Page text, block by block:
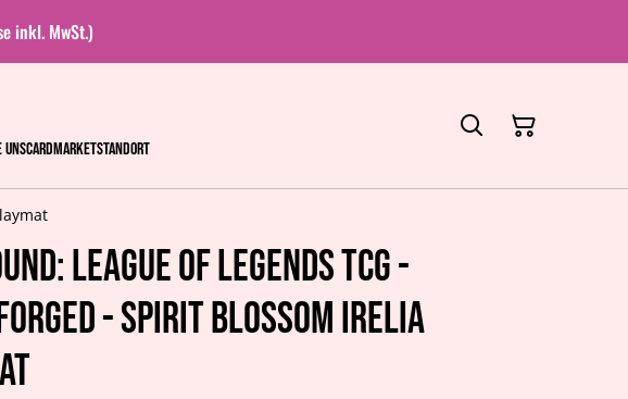
inkl. MwSt.)
unsCardmarketStandort
League of Legends TCG -
- Spirit Blossom Irelia